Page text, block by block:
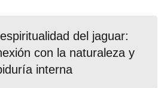
del jaguar:
con la naturaleza y
interna